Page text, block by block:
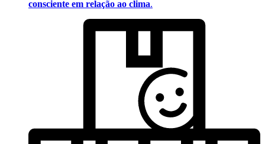
consciente em relação ao clima.